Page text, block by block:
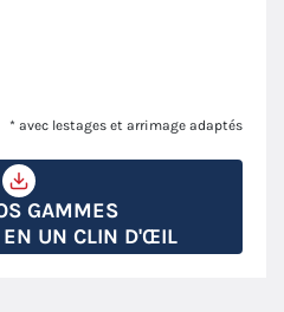
* avec lestages et arrimage adaptés
GAMMES
UN CLIN D'ŒIL